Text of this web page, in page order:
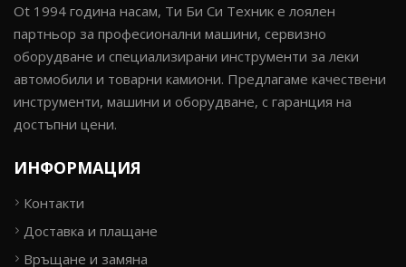
Ot 1994 година насам, Ти Би Си Техник е лоялен
партньор за професионални машини, сервизно
оборудване и специализирани инструменти за леки
автомобили и товарни камиони. Предлагаме качествени
инструменти, машини и оборудване, с гаранция на
достъпни цени.
ИНФОРМАЦИЯ
Контакти
Доставка и плащане
Връщане и замяна